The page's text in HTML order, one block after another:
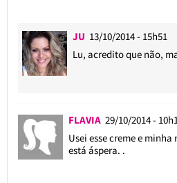
JU 13/10/2014 - 15h51
Lu, acredito que não,
FLAVIA 29/10/2014 -
Usei esse creme e
está áspera. .